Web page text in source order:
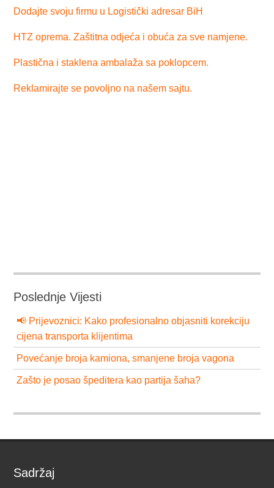
Dodajte svoju firmu u Logistički adresar BiH
HTZ oprema. Zaštitna odjeća i obuća za sve namjene.
Plastična i staklena ambalaža sa poklopcem.
Reklamirajte se povoljno na našem sajtu.
Poslednje Vijesti
📢 Prijevoznici: Kako profesionalno objasniti korekciju
cijena transporta klijentima
Povećanje broja kamiona, smanjene broja vagona
Zašto je posao špeditera kao partija šaha?
Sadržaj